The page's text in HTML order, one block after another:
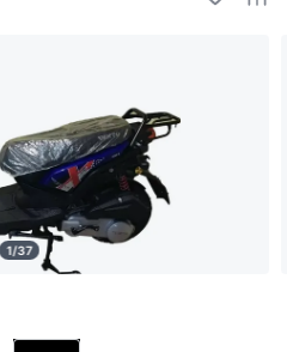
1/37